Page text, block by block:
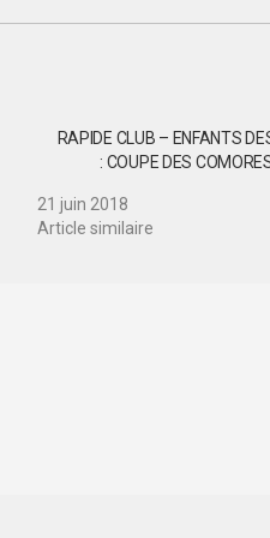
RAPIDE CLUB – ENFANTS
: COUPE DES
21 juin 2018
Article similaire